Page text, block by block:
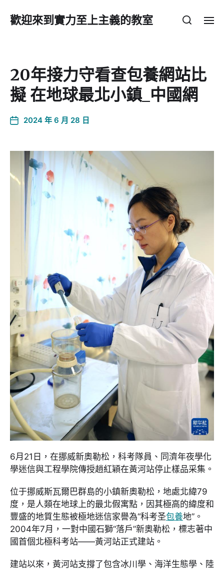
歡迎來到實力至上主義的教室
20年接力守看查包養網站比
擬 在地球最北小鎮_中國網
2024 年 6 月 28 日
6月21日，在挪威新奧勒松，科考隊員、同濟年夜學化
學迷信與工程學院傳授趙紅穎在黃河站停止樣品采集。
位于挪威斯瓦爾巴群島的小鎮新奧勒松，地處北緯79
度，是人類在地球上的最北假寓點，因其極高的緯度和
豐盛的地質生態被極地迷信家譽為“科考圣包養地”。
2004年7月，一對中國石獅“落戶”新奧勒松，標志著中
國首個北極科考站——黃河站正式建站。
建站以來，黃河站支撐了包含冰川學、海洋生態學、陸